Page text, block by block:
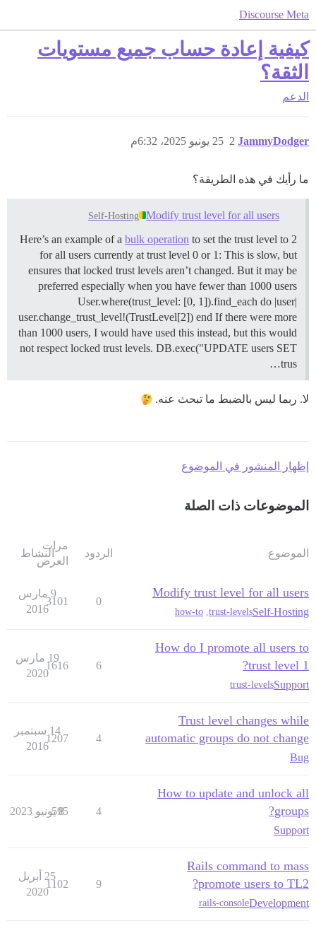
Discourse Meta
كيفية إعادة حساب جميع مستويات
الثقة؟
الدعم
JammyDodger 25 يونيو 2025، 6:32م 2
ما رأيك في هذه الطريقة؟
Modify trust level for all users
Self-Hosting
Here’s an example of a bulk operation to set the trust level to 2
for all users currently at trust level 0 or 1: This is slow, but
ensures that locked trust levels aren’t changed. But it may be
preferred especially when you have fewer than 1000 users
User.where(trust_level: [0, 1]).find_each do |user|
user.change_trust_level!(TrustLevel[2]) end If there were more
than 1000 users, I would have used this instead, but this would
not respect locked trust levels. DB.exec("UPDATE users SET
trus…
لا. ربما ليس بالضبط ما تبحث عنه.
إظهار المنشور في الموضوع
الموضوعات ذات الصلة
الموضوع الردود
مرات
العرض
النشاط
Modify trust level for all users
Self-Hosting
trust-levels
,
how-to
0
3101
9 مارس
2016
How do I promote all users to
trust level 1?
Support
trust-levels
6
1616
19 مارس
2020
Trust level changes while
automatic groups do not change
Bug
4
1207
14 سبتمبر
2016
How to update and unlock all
groups?
Support
4
595
8 يونيو 2023
Rails command to mass
promote users to TL2?
Development
rails-console
9
1102
25 أبريل
2020